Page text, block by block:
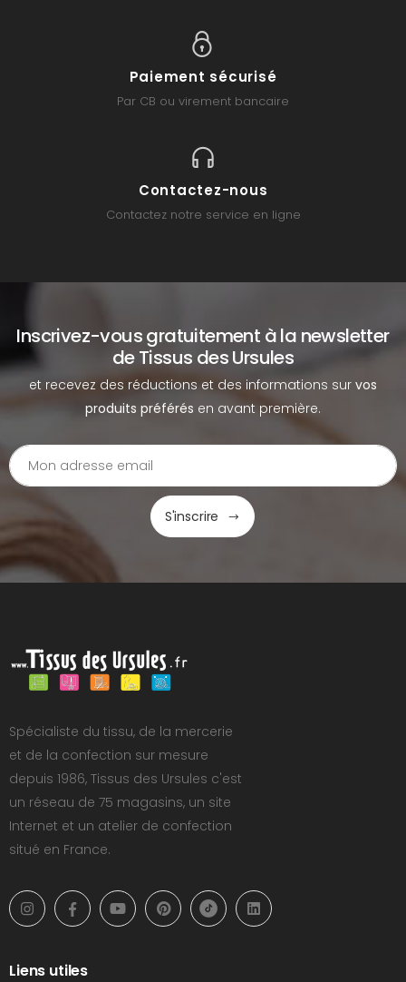
Paiement sécurisé
Par CB ou virement bancaire
Contactez-nous
Contactez notre service en ligne
Inscrivez-vous gratuitement à la newsletter
de Tissus des Ursules
et recevez des réductions et des informations sur vos
produits préférés en avant première.
S'inscrire
Spécialiste du tissu, de la mercerie
et de la confection sur mesure
depuis 1986, Tissus des Ursules c'est
un réseau de 75 magasins, un site
Internet et un atelier de confection
situé en France.
Liens utiles